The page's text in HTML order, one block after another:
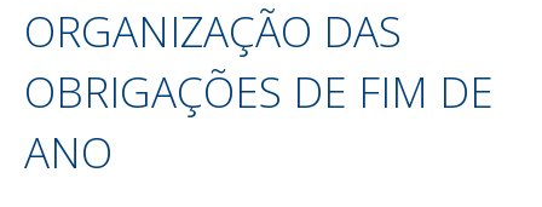
ORGANIZAÇÃO DAS
OBRIGAÇÕES DE FIM DE
ANO